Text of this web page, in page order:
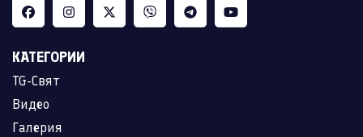
КАТЕГОРИИ
TG-Свят
Видео
Галерия